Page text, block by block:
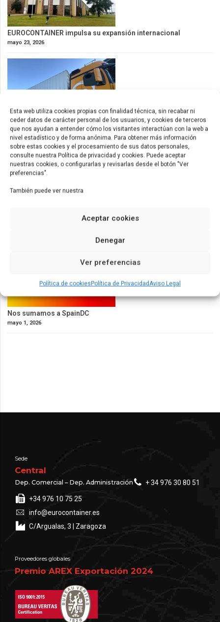
Esta web utiliza cookies propias con finalidad técnica, sin recabar ni
ceder datos de carácter personal de los usuarios, y cookies de terceros
que nos ayudan a entender cómo los visitantes interactúan con la web a
nivel estadístico y de forma anónima. Para obtener más información
sobre estas cookies y el procesamiento de sus datos personales,
consulte nuestra Política de privacidad y cookies. Puede aceptar
nuestras cookies, o configurarlas y revisarlas desde el botón "Ver
preferencias".
También puede ver nuestra
Aceptar cookies
Denegar
Ver preferencias
Política de cookiesPolítica de PrivacidadAviso Legal
EUROCONTAINER impulsa su expansión internacional
mayo 23, 2026
Nuevos contenedores de 53ft para América
mayo 9, 2026
Nos sumamos a SpainDC
mayo 1, 2026
Sede
Central
Dep. Comercial – Dep. Administración + 34 976 30 80 51
+34 976 10 75 25
info@eurocontainer.es
C/Argualas, 3 | Zaragoza
Proveedores globales
Premio AREX Exportación 2024